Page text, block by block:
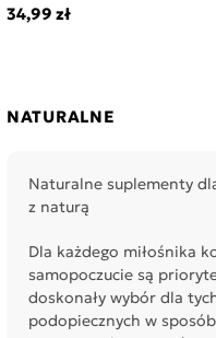
34,99 zł
NATURALNE
Naturalne suplementy
z naturą
Dla każdego miłośnika
samopoczucie są
doskonały wybór dla
podopiecznych w